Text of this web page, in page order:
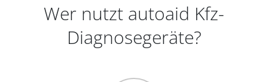
Wer nutzt autoaid Kfz-
Diagnosegeräte?